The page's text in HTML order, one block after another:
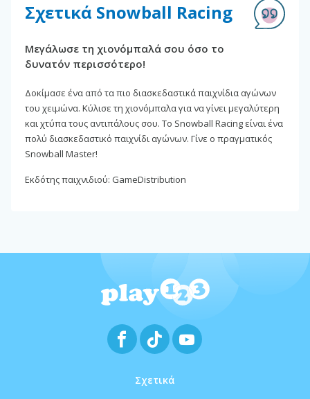
Σχετικά Snowball Racing
Μεγάλωσε τη χιονόμπαλά σου όσο το
δυνατόν περισσότερο!
Δοκίμασε ένα από τα πιο διασκεδαστικά παιχνίδια αγώνων
του χειμώνα. Κύλισε τη χιονόμπαλα για να γίνει μεγαλύτερη
και χτύπα τους αντιπάλους σου. Το Snowball Racing είναι ένα
πολύ διασκεδαστικό παιχνίδι αγώνων. Γίνε ο πραγματικός
Snowball Master!
Εκδότης παιχνιδιού: GameDistribution
Σχετικά